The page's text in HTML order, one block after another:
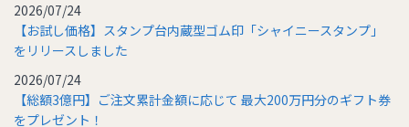
2026/07/24
【お試し価格】スタンプ台内蔵型ゴム印「シャイニースタンプ」
をリリースしました
2026/07/24
【総額3億円】ご注文累計金額に応じて 最大200万円分のギフト券
をプレゼント！